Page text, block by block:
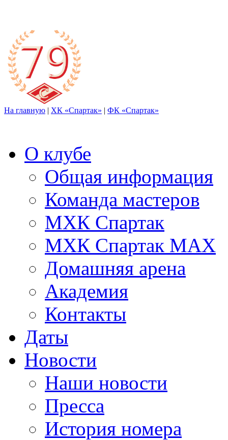
На главную | ХК «Спартак» | ФК «Спартак»
О клубе
Общая информация
Команда мастеров
МХК Спартак
МХК Спартак МАХ
Домашняя арена
Академия
Контакты
Даты
Новости
Наши новости
Пресса
История номера